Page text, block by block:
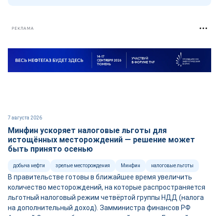
РЕКЛАМА
7 августа 2026
Минфин ускоряет налоговые льготы для
истощённых месторождений — решение может
быть принято осенью
добыча нефти зрелые месторождения Минфин налоговые льготы
В правительстве готовы в ближайшее время увеличить
количество месторождений, на которые распространяется
льготный налоговый режим четвёртой группы НДД (налога
на дополнительный доход). Замминистра финансов РФ